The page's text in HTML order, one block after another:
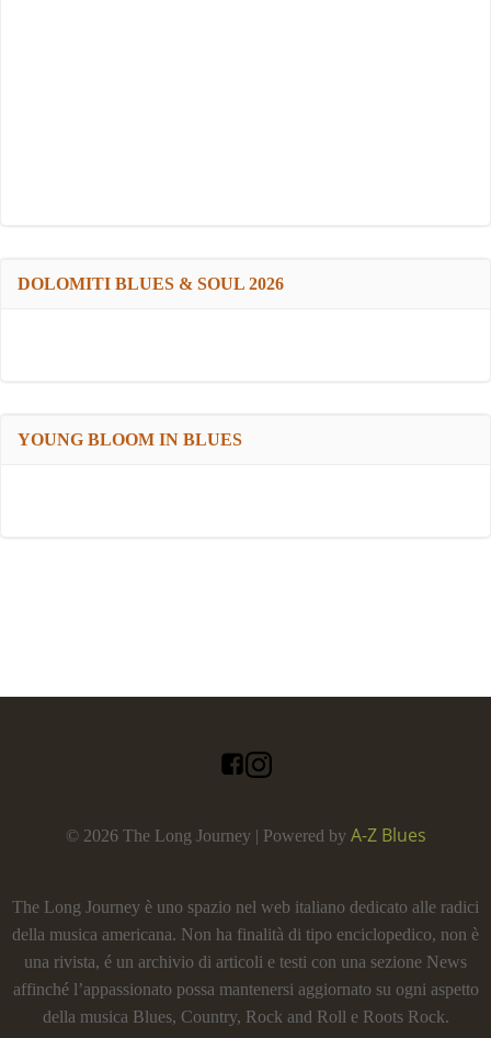
DOLOMITI BLUES & SOUL 2026
YOUNG BLOOM IN BLUES
© 2026 The Long Journey | Powered by A-Z Blues
The Long Journey è uno spazio nel web italiano dedicato alle radici
della musica americana. Non ha finalità di tipo enciclopedico, non è
una rivista, é un archivio di articoli e testi con una sezione News
affinché l’appassionato possa mantenersi aggiornato su ogni aspetto
della musica Blues, Country, Rock and Roll e Roots Rock.